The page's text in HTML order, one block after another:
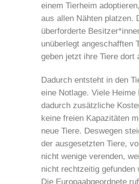
einem Tierheim
aus allen Nähten platzen.
überforderte
unüberlegt angeschafften
geben jetzt ihre Tiere dort
Dadurch entsteht in den
eine Notlage. Viele Heime
dadurch zusätzliche
keine freien Kapazitäten
neue Tiere. Deswegen
der ausgesetzten Tiere,
nicht wenige verenden,
nicht rechtzeitig gefunden
Die Europaabgeordnete